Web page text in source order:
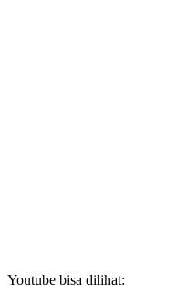
Youtube bisa dilihat: